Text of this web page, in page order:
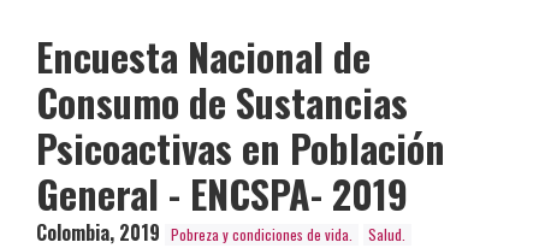
Encuesta Nacional de
Consumo de Sustancias
Psicoactivas en Población
General - ENCSPA- 2019
Colombia, 2019 Pobreza y condiciones de vida.
Salud.